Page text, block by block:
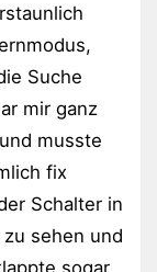
Suche
mir ganz
musste
fix
Schalter in
sehen und
sogar